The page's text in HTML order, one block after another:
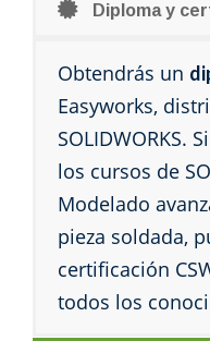
Diploma y
Obtendrás un
Easyworks,
SOLIDWORKS.
los cursos de
Modelado
pieza soldada,
certificación
todos los